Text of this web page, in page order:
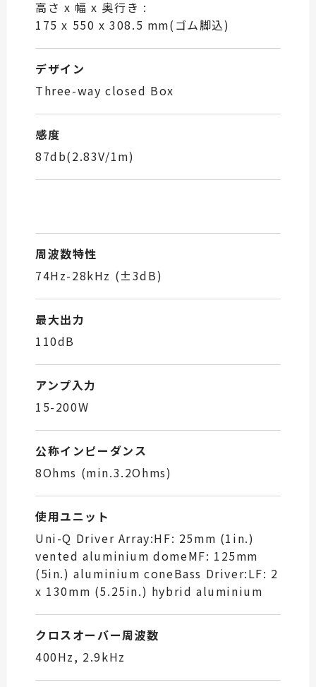
高さ x 幅 x 奥行き :
175 x 550 x 308.5 mm(ゴム脚込)
デザイン
Three-way closed Box
感度
87db(2.83V/1m)
周波数特性
74Hz-28kHz (±3dB)
最大出力
110dB
アンプ入力
15-200W
公称インピーダンス
8Ohms (min.3.2Ohms)
使用ユニット
Uni-Q Driver Array:HF: 25mm (1in.)
vented aluminium domeMF: 125mm
(5in.) aluminium coneBass Driver:LF: 2
x 130mm (5.25in.) hybrid aluminium
クロスオーバー周波数
400Hz, 2.9kHz